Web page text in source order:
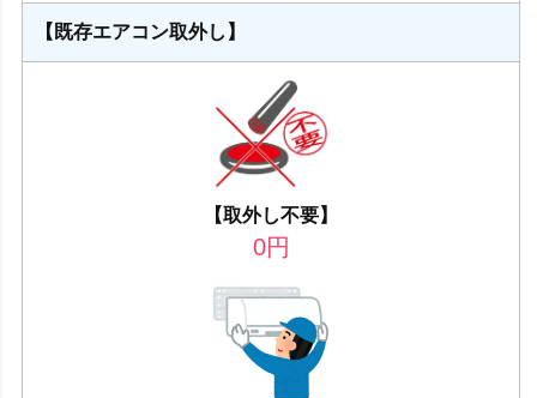
【既存エアコン取外し】
【取外し不要】
0円